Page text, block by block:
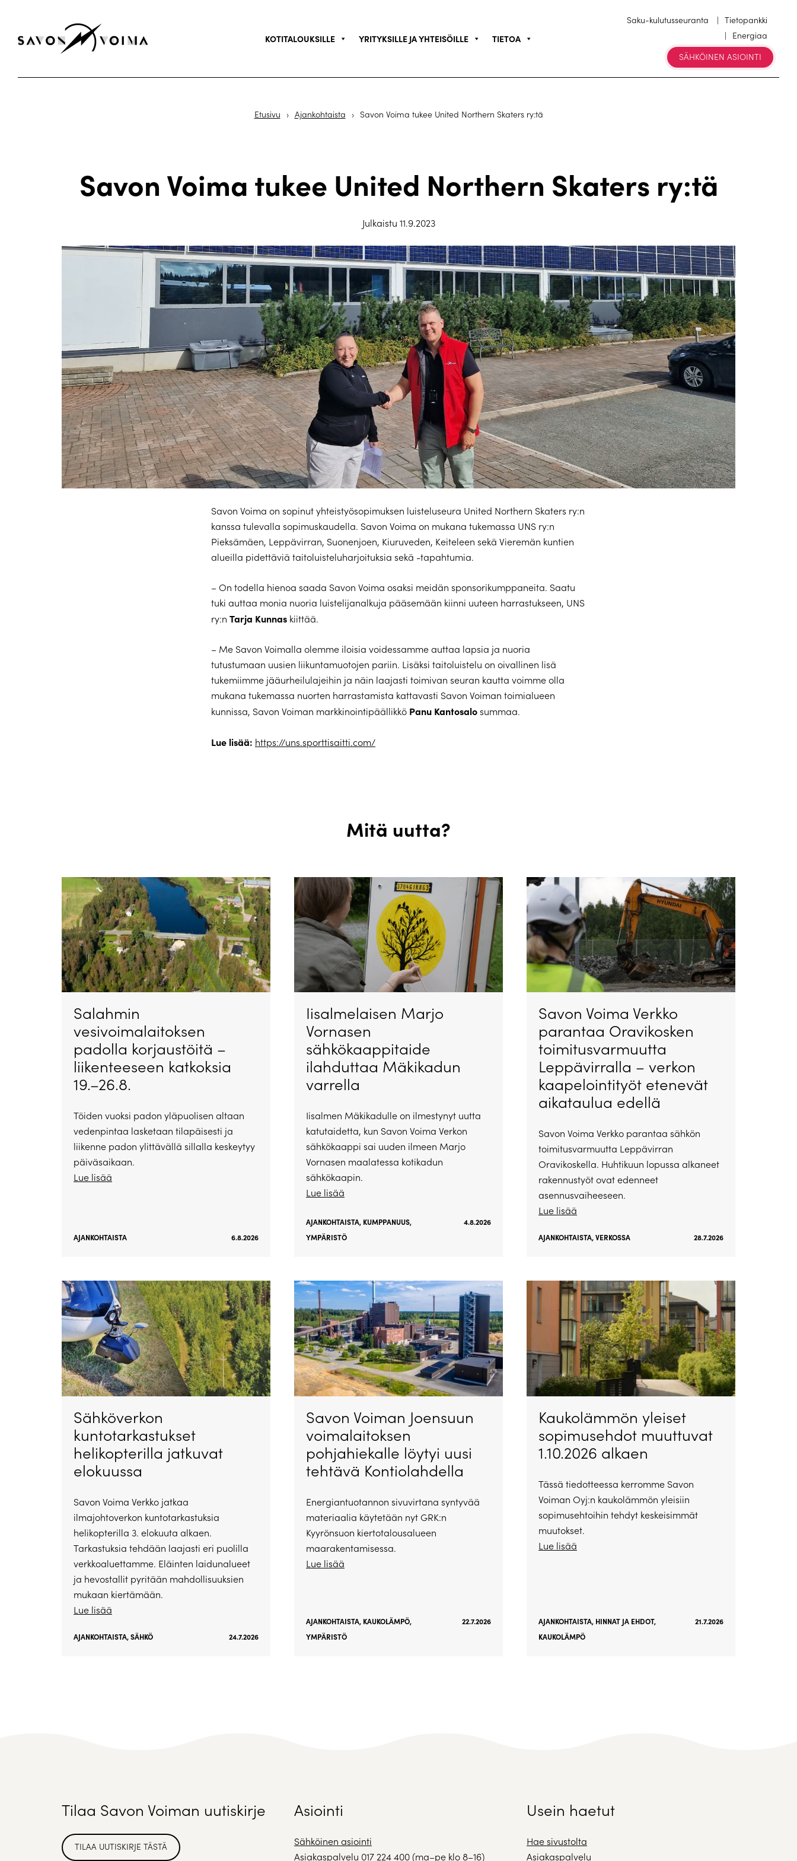
KOTITALOUKSILLE YRITYKSILLE JA YHTEISÖILLE TIETOA
Saku-kulutusseuranta
Tietopankki
Energiaa
SÄHKÖINEN ASIOINTI
Etusivu › Ajankohtaista › Savon Voima tukee United Northern Skaters ry:tä
Savon Voima tukee United Northern Skaters ry:tä
Julkaistu 11.9.2023
Savon Voima on sopinut yhteistyösopimuksen luisteluseura United Northern Skaters ry:n
kanssa tulevalla sopimuskaudella. Savon Voima on mukana tukemassa UNS ry:n
Pieksämäen, Leppävirran, Suonenjoen, Kiuruveden, Keiteleen sekä Vieremän kuntien
alueilla pidettäviä taitoluisteluharjoituksia sekä -tapahtumia.
– On todella hienoa saada Savon Voima osaksi meidän sponsorikumppaneita. Saatu
tuki auttaa monia nuoria luistelijanalkuja pääsemään kiinni uuteen harrastukseen, UNS
ry:n Tarja Kunnas kiittää.
– Me Savon Voimalla olemme iloisia voidessamme auttaa lapsia ja nuoria
tutustumaan uusien liikuntamuotojen pariin. Lisäksi taitoluistelu on oivallinen lisä
tukemiimme jääurheilulajeihin ja näin laajasti toimivan seuran kautta voimme olla
mukana tukemassa nuorten harrastamista kattavasti Savon Voiman toimialueen
kunnissa, Savon Voiman markkinointipäällikkö Panu Kantosalosummaa.
Lue lisää: https://uns.sporttisaitti.com/
Mitä uutta?
Salahmin
vesivoimalaitoksen
padolla korjaustöitä –
liikenteeseen katkoksia
19.–26.8.
Töiden vuoksi padon yläpuolisen altaan
vedenpintaa lasketaan tilapäisesti ja
liikenne padon ylittävällä sillalla keskeytyy
päiväsaikaan.
Lue lisää
AJANKOHTAISTA 6.8.2026
Iisalmelaisen Marjo
Vornasen
sähkökaappitaide
ilahduttaa Mäkikadun
varrella
Iisalmen Mäkikadulle on ilmestynyt uutta
katutaidetta, kun Savon Voima Verkon
sähkökaappi sai uuden ilmeen Marjo
Vornasen maalatessa kotikadun
sähkökaapin.
Lue lisää
AJANKOHTAISTA, KUMPPANUUS,
YMPÄRISTÖ
4.8.2026
Savon Voima Verkko
parantaa Oravikosken
toimitusvarmuutta
Leppävirralla – verkon
kaapelointityöt etenevät
aikataulua edellä
Savon Voima Verkko parantaa sähkön
toimitusvarmuutta Leppävirran
Oravikoskella. Huhtikuun lopussa alkaneet
rakennustyöt ovat edenneet
asennusvaiheeseen.
Lue lisää
AJANKOHTAISTA,VERKOSSA 28.7.2026
Sähköverkon
kuntotarkastukset
helikopterilla jatkuvat
elokuussa
Savon Voima Verkko jatkaa
ilmajohtoverkon kuntotarkastuksia
helikopterilla 3. elokuuta alkaen.
Tarkastuksia tehdään laajasti eri puolilla
verkkoaluettamme. Eläinten laidunalueet
ja hevostallit pyritään mahdollisuuksien
mukaan kiertämään.
Lue lisää
AJANKOHTAISTA,SÄHKÖ 24.7.2026
Savon Voiman Joensuun
voimalaitoksen
pohjahiekalle löytyi uusi
tehtävä Kontiolahdella
Energiantuotannon sivuvirtana syntyvää
materiaalia käytetään nyt GRK:n
Kyyrönsuon kiertotalousalueen
maarakentamisessa.
Lue lisää
AJANKOHTAISTA, KAUKOLÄMPÖ,
YMPÄRISTÖ
22.7.2026
Kaukolämmön yleiset
sopimusehdot muuttuvat
1.10.2026 alkaen
Tässä tiedotteessa kerromme Savon
Voiman Oyj:n kaukolämmön yleisiin
sopimusehtoihin tehdyt keskeisimmät
muutokset.
Lue lisää
AJANKOHTAISTA, HINNAT JA EHDOT,
KAUKOLÄMPÖ
21.7.2026
Tilaa Savon Voiman uutiskirje
TILAA UUTISKIRJE TÄSTÄ
Asiointi
Sähköinen asiointi
Asiakaspalvelu 017 224 400(ma–pe klo 8–16)
Usein haetut
Hae sivustolta
Asiakaspalvelu